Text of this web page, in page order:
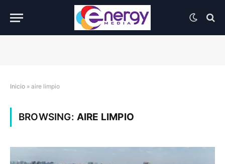
Inicio » aire limpio
BROWSING: AIRE LIMPIO